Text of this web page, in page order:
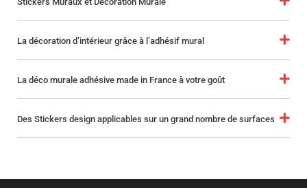
La décoration d’intérieur grâce à l’adhésif mural
La déco murale adhésive made in France à votre goût
Des Stickers design applicables sur un grand nombre de surfaces